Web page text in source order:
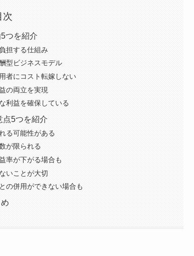
次
つを紹介
担する仕組み
型ビジネスモデル
者にコスト転嫁しない
の両立を実現
利益を確保している
点5つを紹介
る可能性がある
が限られる
率が下がる場合も
いことが大切
の併用ができない場合も